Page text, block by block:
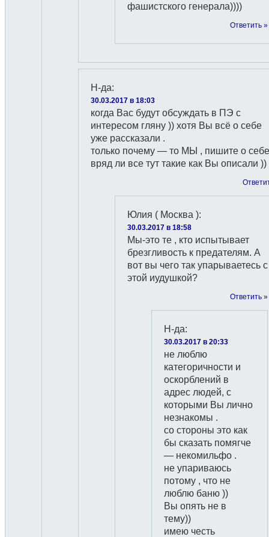
фашистского генерала))))
Ответить »
Н-да:
30.03.2017 в 18:03
когда Вас будут обсуждать в ПЭ с
интересом гляну )) хотя Вы всё о себе
уже рассказали .
только почему — то МЫ , пишите о
вряд ли все тут такие как Вы описали ))
Юлия ( Москва ):
30.03.2017 в 18:58
Мы-это те , кто испытывает
брезгливость к предателям. А
вот вы чего так упарываетесь с
этой иудушкой?
Ответить »
Н-да:
30.03.2017 в 20:33
не люблю
категоричности и
оскорблений в
адрес людей, с
которыми Вы лично
незнакомы .
со стороны это как
бы сказать помягче
— некомильфо .
не упариваюсь
потому , что не
люблю баню ))
Вы опять не в
тему))
имею честь